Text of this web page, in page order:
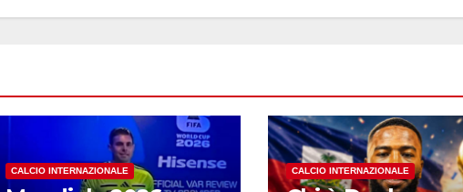
CALCIO INTERNAZIONALE CALCIO INTERNAZIONALE